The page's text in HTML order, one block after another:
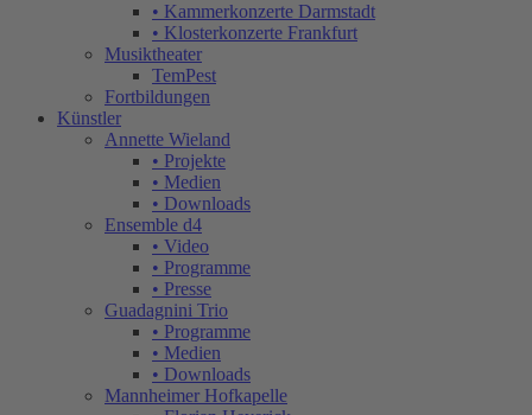
• Kammerkonzerte Darmstadt
• Klosterkonzerte Frankfurt
Musiktheater
TemPest
Fortbildungen
Künstler
Annette Wieland
• Projekte
• Medien
• Downloads
Ensemble d4
• Video
• Programme
• Presse
Guadagnini Trio
• Programme
• Medien
• Downloads
Mannheimer Hofkapelle